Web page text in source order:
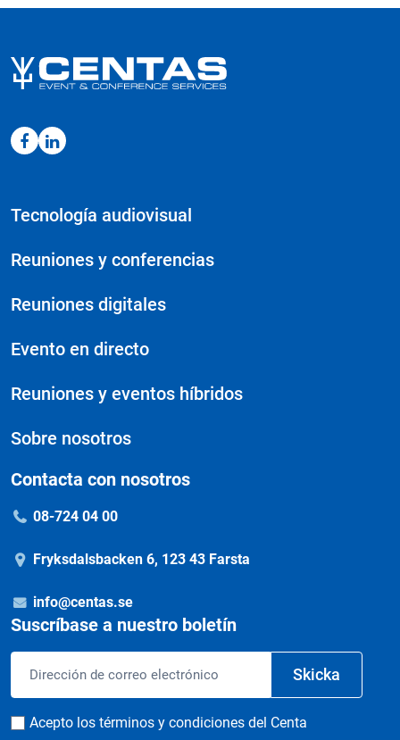
Tecnología audiovisual
Reuniones y conferencias
Reuniones digitales
Evento en directo
Reuniones y eventos híbridos
Sobre nosotros
Contacta con nosotros
08-724 04 00
Fryksdalsbacken 6, 123 43 Farsta
info@centas.se
Suscríbase a nuestro boletín
electrónico
Skicka
Consentimiento
Acepto los términos y condiciones del Centa